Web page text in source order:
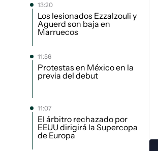
13:20
Los lesionados Ezzalzouli y
Aguerd son baja en
Marruecos
11:56
Protestas en México en la
previa del debut
11:07
El árbitro rechazado por
EEUU dirigirá la Supercopa
de Europa